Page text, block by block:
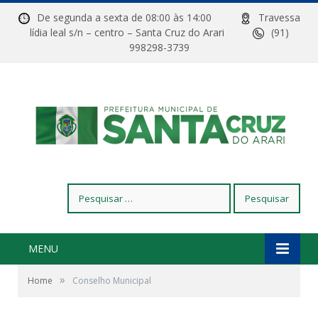
De segunda a sexta de 08:00 às 14:00
Travessa
lídia leal s/n – centro – Santa Cruz do Arari
(91)
998298-3739
por:
MENU
Home » Conselho Municipal